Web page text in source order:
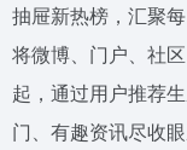
抽屉新热榜，汇聚
将微博、门户、社
起，通过用户推荐
门、有趣资讯尽收眼